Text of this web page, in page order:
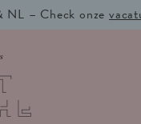
NL – Check onze